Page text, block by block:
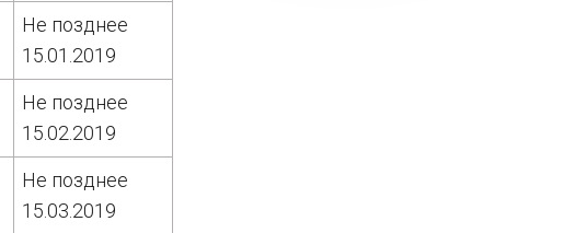
Не позднее
15.01.2019
Не позднее
15.02.2019
Не позднее
15.03.2019